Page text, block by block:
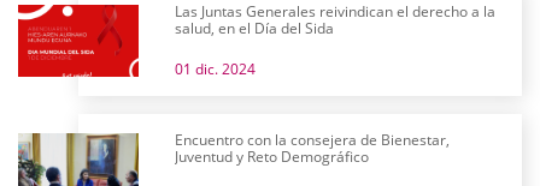
Las Juntas Generales reivindican el derecho a la
salud, en el Día del Sida
01 dic. 2024
Encuentro con la consejera de Bienestar,
Juventud y Reto Demográfico